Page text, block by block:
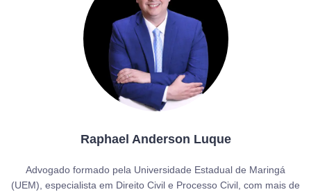
Raphael Anderson Luque
Advogado formado pela Universidade Estadual de Maringá
(UEM), especialista em Direito Civil e Processo Civil, com mais de